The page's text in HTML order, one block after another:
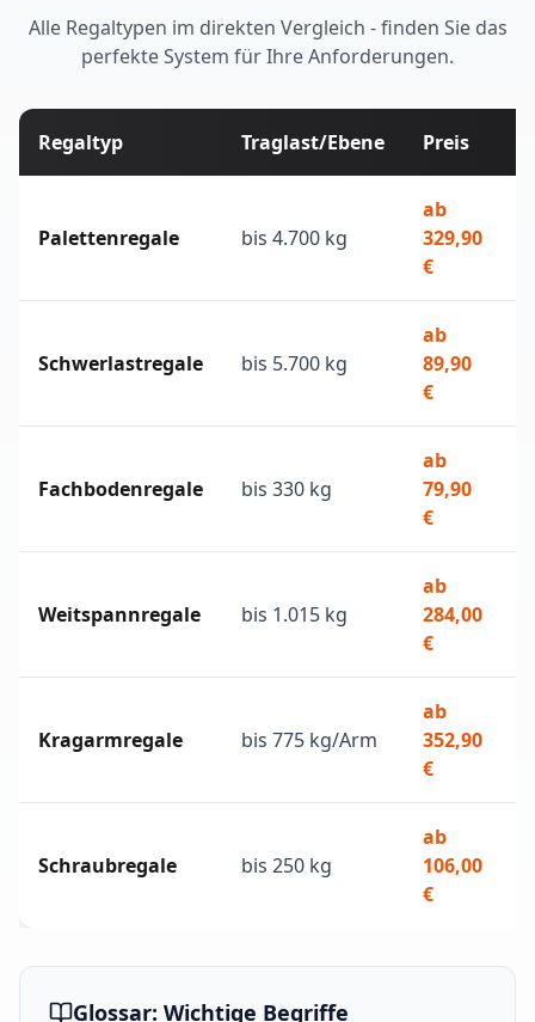
Alle Regaltypen im direkten Vergleich - finden Sie das
perfekte System für Ihre Anforderungen.
Regaltyp Traglast/Ebene Preis
Palettenregale bis 4.700 kg
ab
329,90
€
Schwerlastregale bis 5.700 kg
ab
89,90
€
Fachbodenregale bis 330 kg
ab
79,90
€
Weitspannregale bis 1.015 kg
ab
284,00
€
Kragarmregale bis 775 kg/Arm
ab
352,90
€
Schraubregale bis 250 kg
ab
106,00
€
Glossar: Wichtige Begriffe